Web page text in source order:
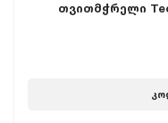
თვითმჭრელი